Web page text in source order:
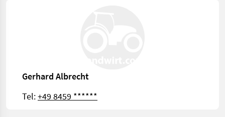
Gerhard Albrecht
Tel:+49 8459 ******